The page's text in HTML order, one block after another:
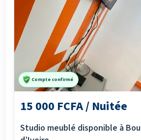
Compte confirmé
15 000 FCFA / Nuitée
Studio meublé disponible à